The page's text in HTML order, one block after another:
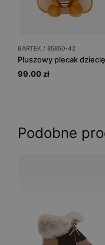
BARTEK / 85850-42
99.00 zł
Podobne